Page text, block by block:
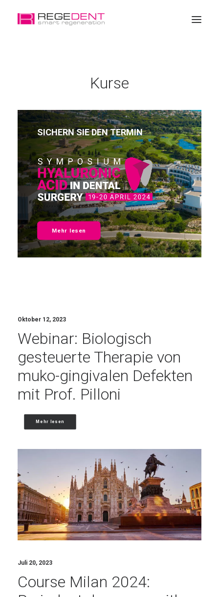
Zahngeweberegeneration
Weiterbildung
Über REGEDENT
Kurse
SICHERN SIE DEN TERMIN
Mehr lesen
Oktober 12, 2023
Webinar: Biologisch
gesteuerte Therapie von
muko-gingivalen Defekten
mit Prof. Pilloni
Mehr lesen
Juli 20, 2023
Course Milan 2024: